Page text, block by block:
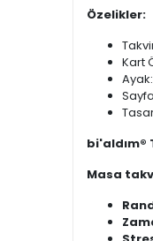
Özelikler:
Kart
bi'aldım®
Masa